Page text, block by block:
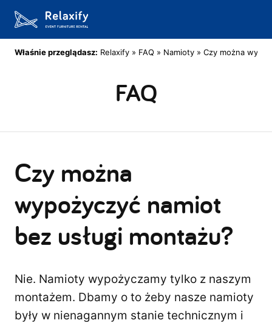
Właśnie przeglądasz: Relaxify » FAQ » Namioty » Czy można
FAQ
Czy można
wypożyczyć namiot
bez usługi montażu?
Nie. Namioty wypożyczamy tylko z naszym
montażem. Dbamy o to żeby nasze namioty
były w nienagannym stanie technicznym i